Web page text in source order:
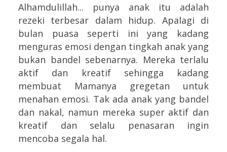
Alhamdulillah... punya anak itu adalah
rezeki terbesar dalam hidup. Apalagi di
bulan puasa seperti ini yang kadang
menguras emosi dengan tingkah anak yang
bukan bandel sebenarnya. Mereka terlalu
aktif dan kreatif sehingga kadang
membuat Mamanya gregetan untuk
menahan emosi. Tak ada anak yang bandel
dan nakal, namun mereka super aktif dan
kreatif dan selalu penasaran ingin
mencoba segala hal.